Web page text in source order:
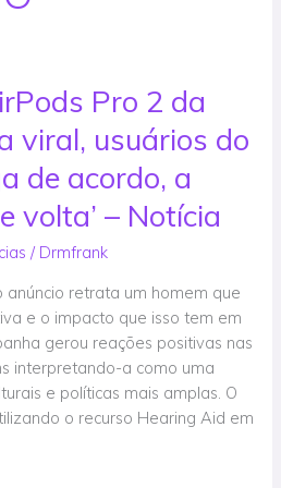
Pro 2 da
viral, usuários do
de acordo, a
volta’ – Notícia
/ Drmfrank
anúncio retrata um homem que
e o impacto que isso tem em
gerou reações positivas nas
interpretando-a como uma
e políticas mais amplas. O
o recurso Hearing Aid em